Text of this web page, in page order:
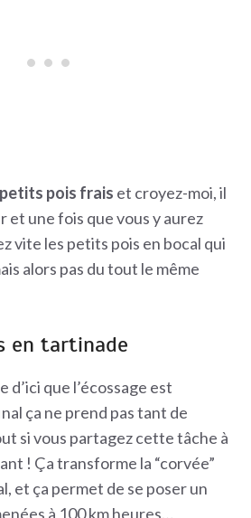
pois frais et croyez-moi, il
et une fois que vous y aurez
vite les petits pois en bocal qui
alors pas du tout le même
en tartinade
d’ici que l’écossage est
ça ne prend pas tant de
si vous partagez cette tâche à
! Ça transforme la “corvée”
et ça permet de se poser un
à 100 km heures…